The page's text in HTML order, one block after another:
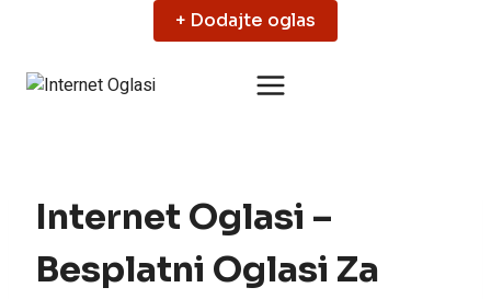
content
+ Dodajte oglas
Internet Oglasi –
Besplatni Oglasi Za